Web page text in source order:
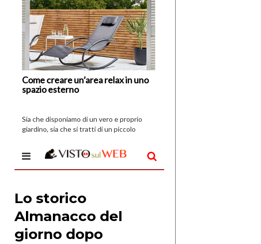
Come creare un’area relax in uno
spazio esterno
di
I
Vespri
Sia che disponiamo di un vero e proprio
giardino, sia che si tratti di un piccolo